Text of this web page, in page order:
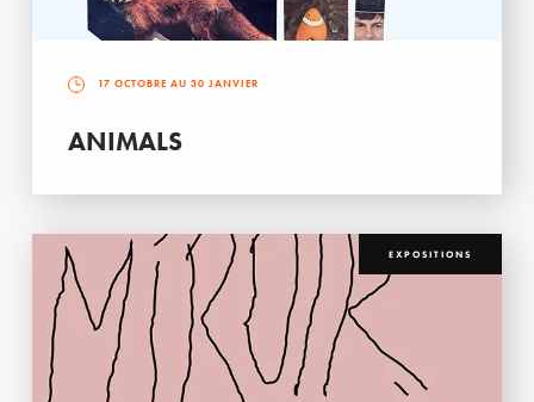
17 OCTOBRE AU 30 JANVIER
ANIMALS
EXPOSITIONS